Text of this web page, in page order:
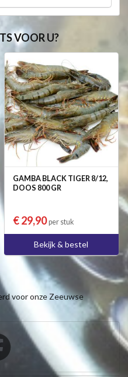
VOOR U?
GAMBA BLACK TIGER 8/12,
DOOS 800 GR
€ 29,90per stuk
Bekijk & bestel
voor onze Zeeuwse